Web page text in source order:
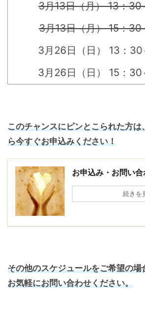
3月13日（月） 13：30
3月13日（月） 15：30
3月26日（日） 13：30
3月26日（日） 15：30
このチャンスにピンとこられた方は
ら今すぐお申込みください！
お申込み・お問い合
続きを
その他のスケジュールをご希望の場
お気軽にお問い合わせください。